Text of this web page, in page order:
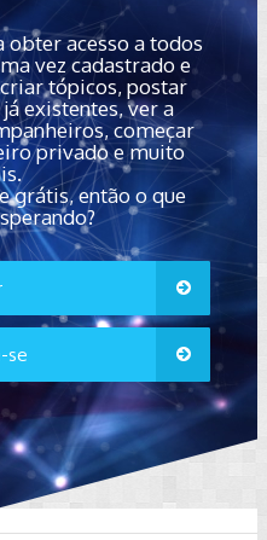
obter acesso a todos
vez cadastrado e
tópicos, postar
existentes, ver a
começar
privado e muito
grátis, então o que
se